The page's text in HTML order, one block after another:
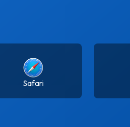
Safari